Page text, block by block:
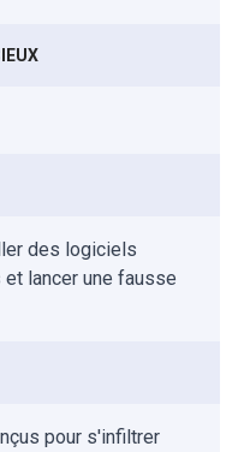
des logiciels
lancer une fausse
pour s'infiltrer